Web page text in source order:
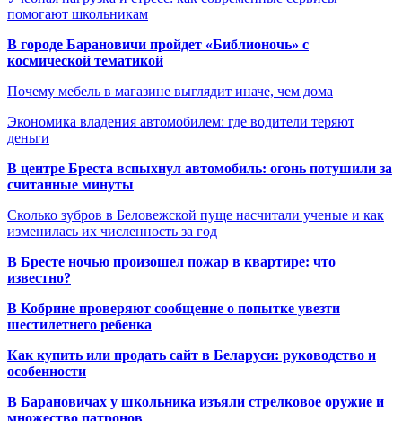
помогают школьникам
В городе Барановичи пройдет «Библионочь» с
космической тематикой
Почему мебель в магазине выглядит иначе, чем дома
Экономика владения автомобилем: где водители теряют
деньги
В центре Бреста вспыхнул автомобиль: огонь потушили за
считанные минуты
Сколько зубров в Беловежской пуще насчитали ученые и как
изменилась их численность за год
В Бресте ночью произошел пожар в квартире: что
известно?
В Кобрине проверяют сообщение о попытке увезти
шестилетнего ребенка
Как купить или продать сайт в Беларуси: руководство и
особенности
В Барановичах у школьника изъяли стрелковое оружие и
множество патронов